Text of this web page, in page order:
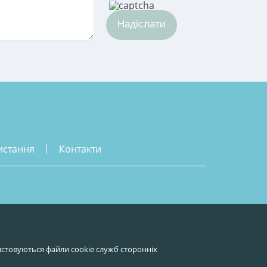
Надіслати
контакти
файли cookie служб сторонніх